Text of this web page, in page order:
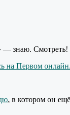
— знаю. Смотреть!
на Первом
, в котором он ещё